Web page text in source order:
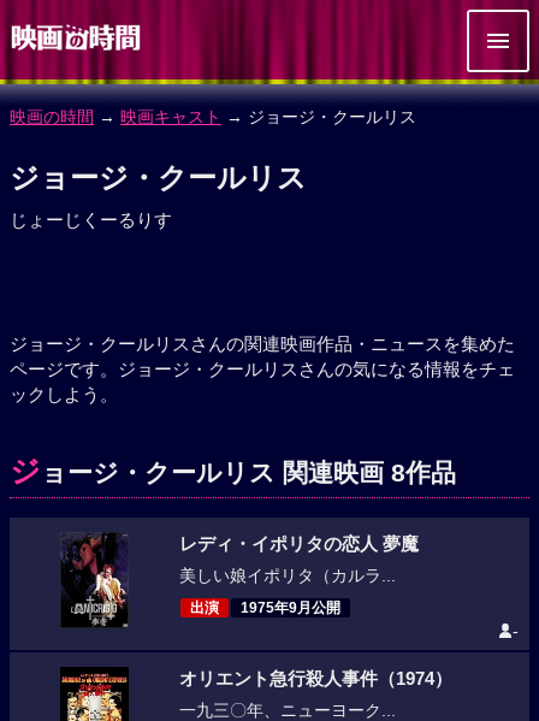
映画の時間 → 映画キャスト → ジョージ・クールリス
ジョージ・クールリス
じょーじくーるりす
ジョージ・クールリスさんの関連映画作品・ニュースを集めた
ページです。ジョージ・クールリスさんの気になる情報をチェ
ックしよう。
ジ ョージ・クールリス 関連映画 8作品
レディ・イポリタの恋人 夢魔
美しい娘イポリタ（カルラ...
出演 1975年9月公開
-
オリエント急行殺人事件（1974）
一九三〇年、ニューヨーク...